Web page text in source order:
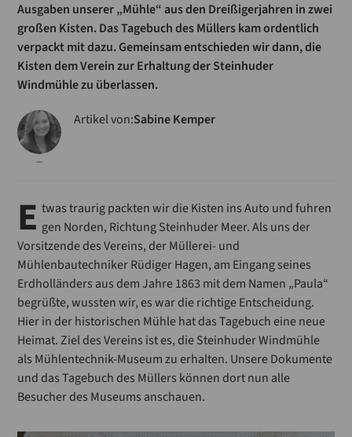
Ausgaben unserer „Mühle“ aus den Dreißigerjahren in zwei
großen Kisten. Das Tagebuch des Müllers kam ordentlich
verpackt mit dazu. Gemeinsam entschieden wir dann, die
Kisten dem Verein zur Erhaltung der Steinhuder
Windmühle zu überlassen.
Artikel von:Sabine Kemper
E twas traurig packten wir die Kisten ins Auto und fuhren
gen Norden, Richtung Steinhuder Meer. Als uns der
Vorsitzende des Vereins, der Müllerei- und
Mühlenbautechniker Rüdiger Hagen, am Eingang seines
Erdholländers aus dem Jahre 1863 mit dem Namen „Paula“
begrüßte, wussten wir, es war die richtige Entscheidung.
Hier in der historischen Mühle hat das Tagebuch eine neue
Heimat. Ziel des Vereins ist es, die Steinhuder Windmühle
als Mühlentechnik-Museum zu erhalten. Unsere Dokumente
und das Tagebuch des Müllers können dort nun alle
Besucher des Museums anschauen.